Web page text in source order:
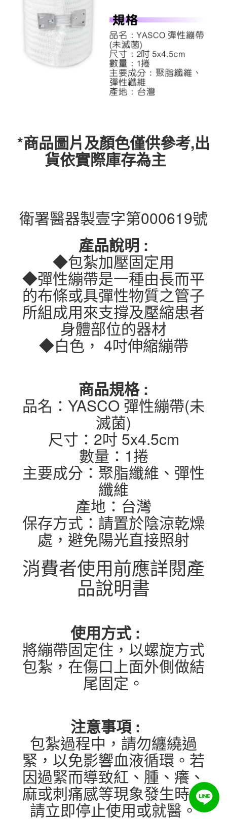
*商品圖片及顏色僅供參考,出
貨依實際庫存為主
衛署醫器製壹字第000619號
產品說明 :
◆包紮加壓固定用
◆彈性繃帶是一種由長而平
的布條或具彈性物質之管子
所組成用來支撐及壓縮患者
身體部位的器材
◆白色， 4吋伸縮繃帶
商品規格 :
品名：YASCO 彈性繃帶(未
滅菌)
尺寸：2吋 5x4.5cm
數量：1捲
主要成分：聚脂纖維、彈性
纖維
產地：台灣
保存方式：請置於陰涼乾燥
處，避免陽光直接照射
消費者使用前應詳閱產
品說明書
使用方式 :
將繃帶固定住，以螺旋方式
包紮，在傷口上面外側做結
尾固定。
注意事項 :
包紮過程中，請勿纏繞過
緊，以免影響血液循環。若
因過緊而導致紅、腫、癢、
麻或刺痛感等現象發生時，
請立即停止使用或就醫。